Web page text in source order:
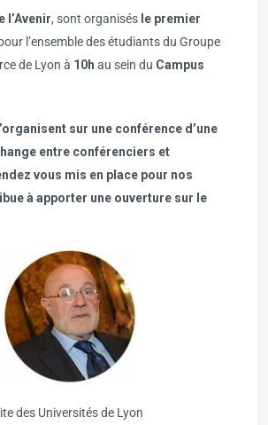
l’Avenir, sont organisés le premier
l’ensemble des étudiants du Groupe
de Lyon à 10h au sein du Campus
sur une conférence d’une
entre conférenciers et
vous mis en place pour nos
à apporter une ouverture sur le
des Universités de Lyon